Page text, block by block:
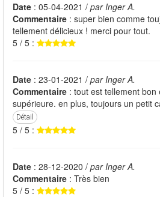
Date : 05-04-2021 / par Inger A.
Commentaire : super bien comme
tellement délicieux ! merci pour tout.
5 / 5 :
Date : 23-01-2021 / par Inger A.
Commentaire : tout est tellement
supérieure. en plus, toujours un petit
Détail
5 / 5 :
Date : 28-12-2020 / par Inger A.
Commentaire : Très bien
5 / 5 :